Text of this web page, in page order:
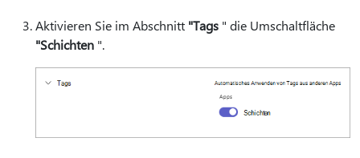
Aktivieren Sie im Abschnitt "Tags " die Umschaltfläche
"Schichten ".